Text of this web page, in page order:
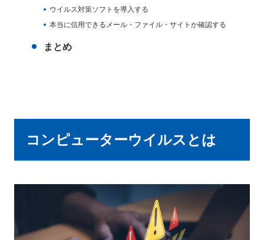
ウイルス対策ソフトを導入する
本当に信用できるメール・ファイル・サイトか確認する
まとめ
コンピューターウイルスとは